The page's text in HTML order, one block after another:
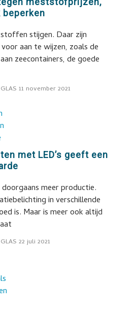
stijgen. Daar zijn
aan te wijzen, zoals de
zeecontainers, de goede
11 november 2021
met LED’s geeft een
meer productie.
in verschillende
is. Maar is meer ook altijd
22 juli 2021